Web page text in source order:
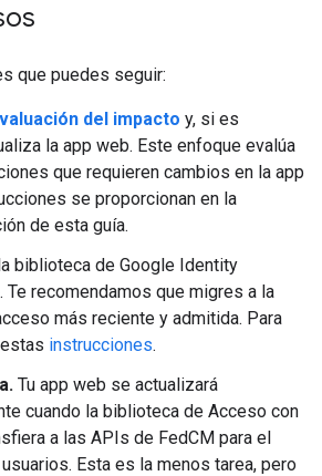
que puedes seguir:
del impacto y, si es
la app web. Este enfoque evalúa
que requieren cambios en la app
se proporcionan en la
de esta guía.
biblioteca de Google Identity
Te recomendamos que migres a la
más reciente y admitida. Para
instrucciones.
Tu app web se actualizará
cuando la biblioteca de Acceso con
a las APIs de FedCM para el
Esta es la menos tarea, pero